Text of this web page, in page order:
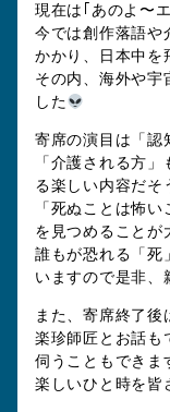
現在は｢あのよ〜
今では創作落語や
かかり、日本中を
その内、海外や宇
した
寄席の演目は「認
「介護される方
る楽しい内容だそ
「死ぬことは怖
を見つめることが
誰もが恐れる「死
いますので是非、
また、寄席終了後
楽珍師匠とお話も
伺うこともできま
楽しいひと時を皆